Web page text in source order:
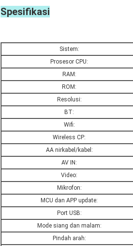
Spesifikasi
Sistem:
Prosesor CPU:
RAM:
ROM:
Resolusi:
BT:
Wifi:
Wireless CP:
AA nirkabel/kabel:
AV IN:
Video:
Mikrofon:
MCU dan APP update:
Port USB:
Mode siang dan malam:
Pindah arah: